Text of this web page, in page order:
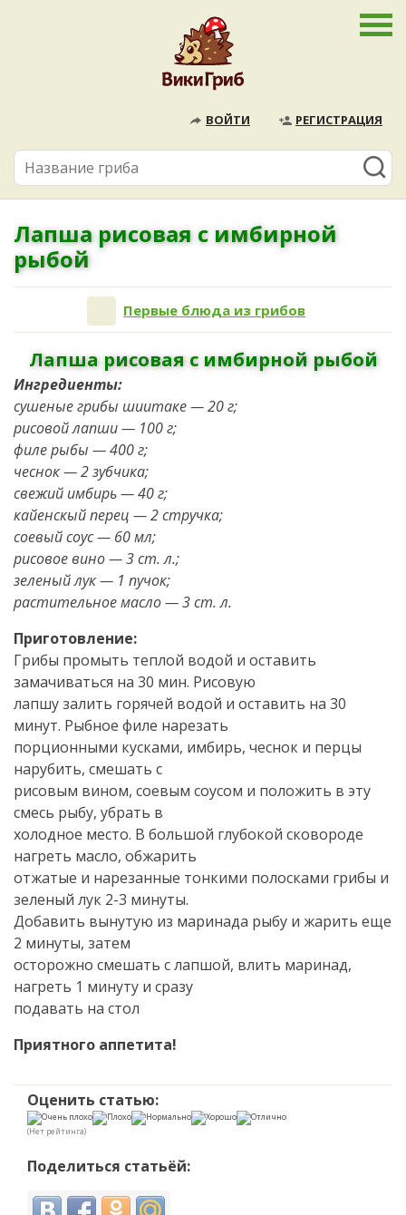
ВОЙТИ РЕГИСТРАЦИЯ
Лапша рисовая с имбирной
рыбой
Первые блюда из грибов
Лапша рисовая с имбирной рыбой
Ингредиенты:
сушеные грибы шиитаке — 20 г;
рисовой лапши — 100 г;
филе рыбы — 400 г;
чеснок — 2 зубчика;
свежий имбирь — 40 г;
кайенскый перец — 2 стручка;
соевый соус — 60 мл;
рисовое вино — 3 ст. л.;
зеленый лук — 1 пучок;
растительное масло — 3 ст. л.
Приготовление:
Грибы промыть теплой водой и оставить
замачиваться на 30 мин. Рисовую
лапшу залить горячей водой и оставить на 30
минут. Рыбное филе нарезать
порционными кусками, имбирь, чеснок и перцы
нарубить, смешать с
рисовым вином, соевым соусом и положить в эту
смесь рыбу, убрать в
холодное место. В большой глубокой сковороде
нагреть масло, обжарить
отжатые и нарезанные тонкими полосками грибы и
зеленый лук 2-3 минуты.
Добавить вынутую из маринада рыбу и жарить еще
2 минуты, затем
осторожно смешать с лапшой, влить маринад,
нагреть 1 минуту и сразу
подавать на стол
Приятного аппетита!
Оценить статью:
(Нет рейтинга)
Поделиться статьёй: